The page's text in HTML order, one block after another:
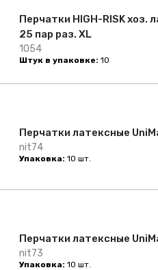
Перчатки HIGH-RISK хоз.
25 пар раз. XL
1054
Штук в упаковке: 10
Перчатки латексные
nit74
Упаковка: 10 шт.
Перчатки латексные
nit73
Упаковка: 10 шт.